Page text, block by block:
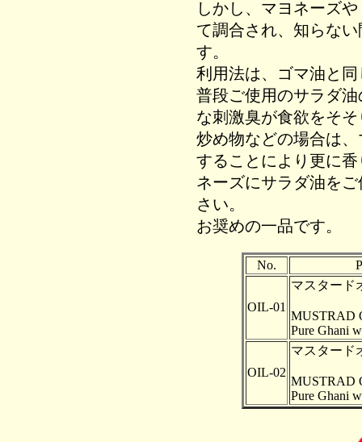
しかし、マヨネーズ
て調合され、知らな
す。
利用法は、ゴマ油と
普段ご使用のサラダ
な刺激臭が食欲をそ
炒め物などの場合は
することにより更に
ネーズにサラダ油を
さい。
お奨めの一品です。
No.
OIL-01
マスタード
MUSTRAD
Pure Ghani
OIL-02
マスタード
MUSTRAD
Pure Ghani